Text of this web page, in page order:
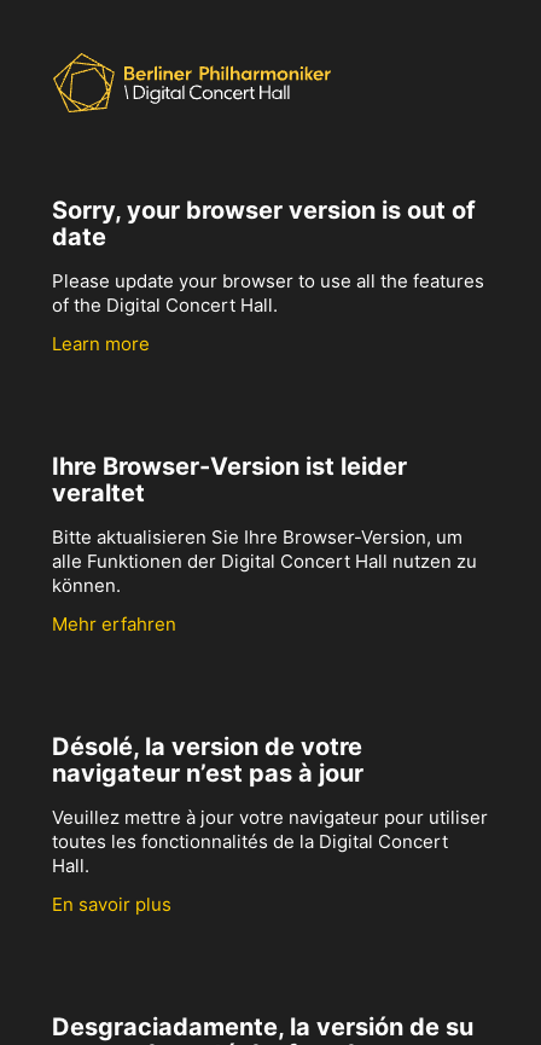
Sorry, your browser version is out of
date
Please update your browser to use all the features
of the Digital Concert Hall.
Learn more
Ihre Browser-Version ist leider
veraltet
Bitte aktualisieren Sie Ihre Browser-Version, um
alle Funktionen der Digital Concert Hall nutzen zu
können.
Mehr erfahren
Désolé, la version de votre
navigateur n’est pas à jour
Veuillez mettre à jour votre navigateur pour utiliser
toutes les fonctionnalités de la Digital Concert
Hall.
En savoir plus
Desgraciadamente, la versión de su